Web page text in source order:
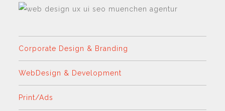
Corporate Design & Branding
WebDesign & Development
Print/Ads